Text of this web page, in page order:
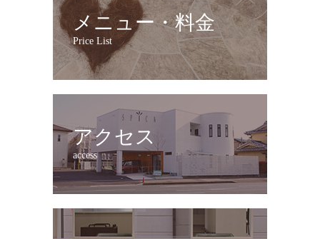
メニュー・料金
Price List
アクセス
access